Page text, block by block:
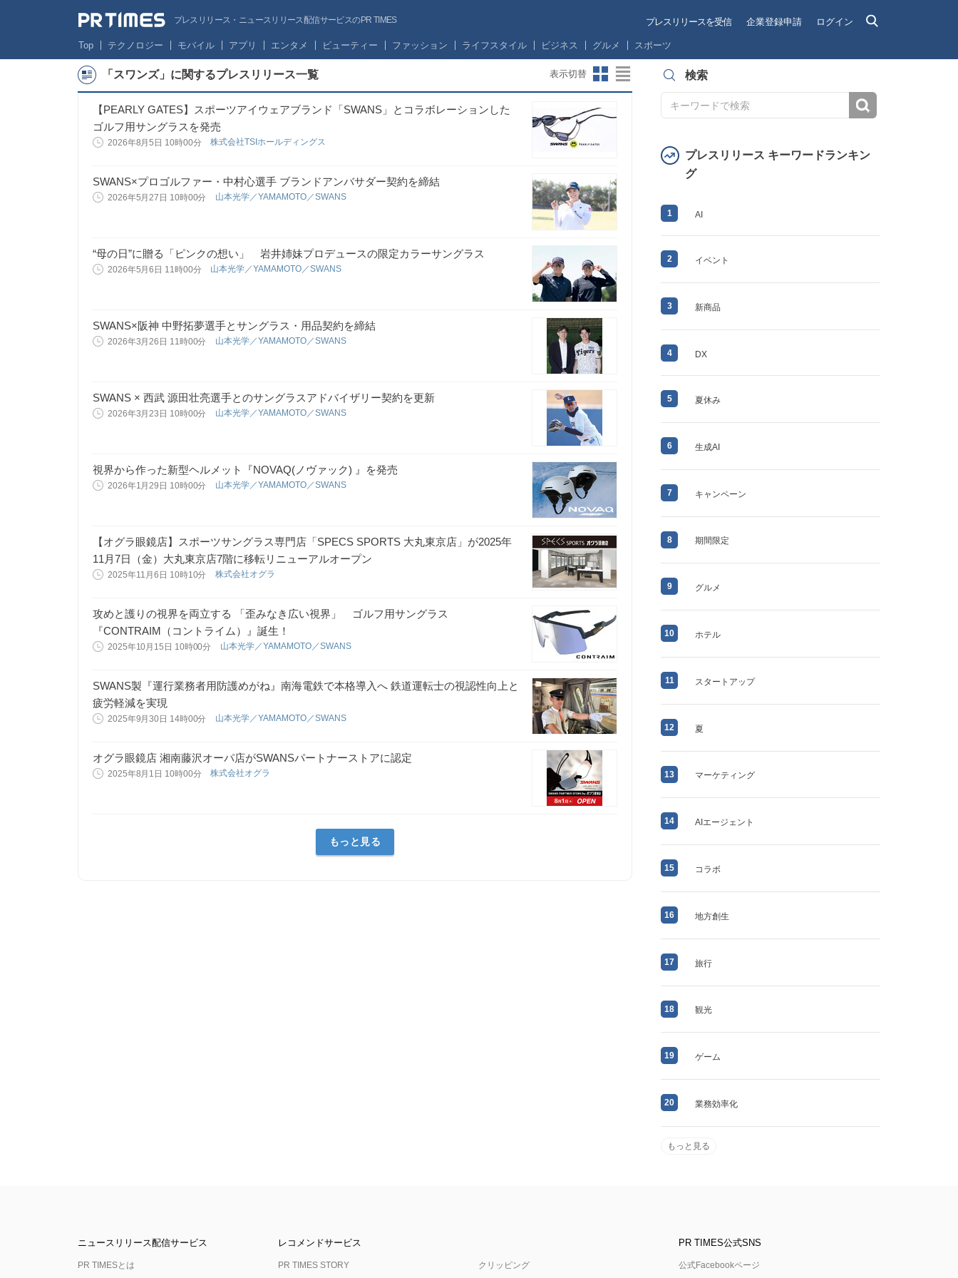
プレスリリース・ニュースリリース配信サービスのPR TIMES プレスリリースを受信 企業登録申請 ログイン
Top テクノロジー モバイル アプリ エンタメ ビューティー ファッション ライフスタイル ビジネス グルメ スポーツ
「スワンズ」に関するプレスリリース一覧 表示切替
【PEARLY GATES】スポーツアイウェアブランド「SWANS」とコラボレーションした
ゴルフ用サングラスを発売
2026年8月5日 10時00分 株式会社TSIホールディングス
SWANS×プロゴルファー・中村心選手 ブランドアンバサダー契約を締結
2026年5月27日 10時00分 山本光学／YAMAMOTO／SWANS
“母の日”に贈る「ピンクの想い」 岩井姉妹プロデュースの限定カラーサングラス
2026年5月6日 11時00分 山本光学／YAMAMOTO／SWANS
SWANS×阪神 中野拓夢選手とサングラス・用品契約を締結
2026年3月26日 11時00分 山本光学／YAMAMOTO／SWANS
SWANS × 西武 源田壮亮選手とのサングラスアドバイザリー契約を更新
2026年3月23日 10時00分 山本光学／YAMAMOTO／SWANS
視界から作った新型ヘルメット『NOVAQ(ノヴァック) 』を発売
2026年1月29日 10時00分 山本光学／YAMAMOTO／SWANS
【オグラ眼鏡店】スポーツサングラス専門店「SPECS SPORTS 大丸東京店」が2025年
11月7日（金）大丸東京店7階に移転リニューアルオープン
2025年11月6日 10時10分 株式会社オグラ
攻めと護りの視界を両立する 「歪みなき広い視界」 ゴルフ用サングラス
『CONTRAIM（コントライム）』誕生！
2025年10月15日 10時00分 山本光学／YAMAMOTO／SWANS
SWANS製『運行業務者用防護めがね』南海電鉄で本格導入へ 鉄道運転士の視認性向上と
疲労軽減を実現
2025年9月30日 14時00分 山本光学／YAMAMOTO／SWANS
オグラ眼鏡店 湘南藤沢オーパ店がSWANSパートナーストアに認定
2025年8月1日 10時00分 株式会社オグラ
もっと見る
検索
プレスリリース キーワードランキン
グ
1 AI
2 イベント
3 新商品
4 DX
5 夏休み
6 生成AI
7 キャンペーン
8 期間限定
9 グルメ
10 ホテル
11 スタートアップ
12 夏
13 マーケティング
14 AIエージェント
15 コラボ
16 地方創生
17 旅行
18 観光
19 ゲーム
20 業務効率化
もっと見る
ニュースリリース配信サービス
PR TIMESとは
レコメンドサービス
PR TIMES STORY クリッピング
PR TIMES公式SNS
公式Facebookページ